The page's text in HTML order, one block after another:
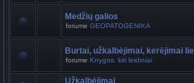
Medžių galios
forume GEOPATOGENIKA
Burtai, užkalbėjimai, kerėjimai
forume Knygos. kiti leidiniai
Užkalbėjimai